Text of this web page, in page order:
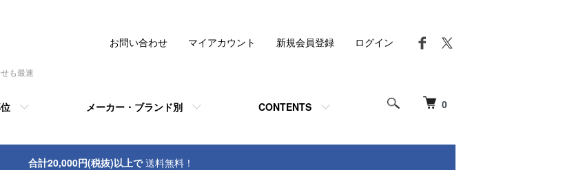
も最速
0
メーカー・ブランド別 CONTENTS
お問い合わせ マイアカウント 新規会員登録 ログイン
合計20,000円(税抜)以上で送料無料！